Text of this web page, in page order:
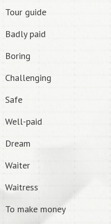
Tour guide
Badly paid
Boring
Challenging
Safe
Well-paid
Dream
Waiter
Waitress
To make money